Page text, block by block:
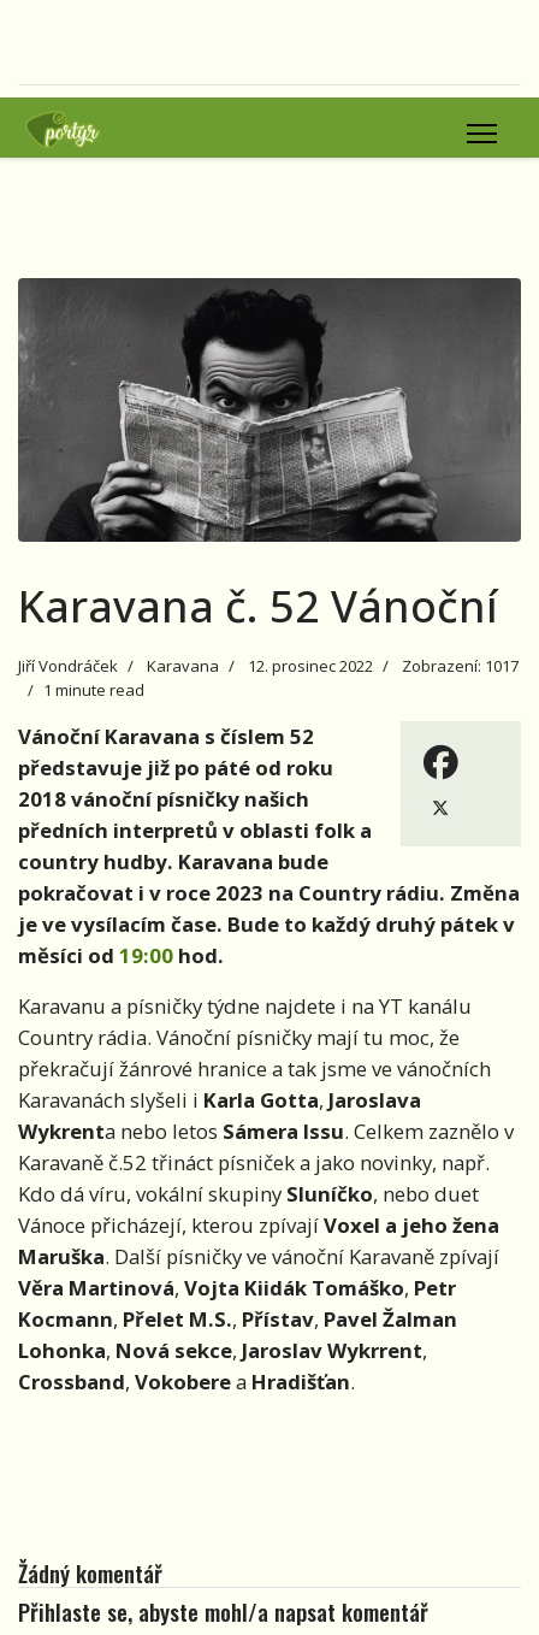
Karavana č. 52 Vánoční
Jiří Vondráček Karavana 12. prosinec 2022
Zobrazení: 1017
1 minute read
Vánoční Karavana s číslem 52
představuje již po páté od roku
2018 vánoční písničky našich
předních interpretů v oblasti folk a
country hudby. Karavana bude
pokračovat i v roce 2023 na Country rádiu. Změna
je ve vysílacím čase. Bude to každý druhý pátek v
měsíci od 19:00 hod.
Karavanu a písničky týdne najdete i na YT kanálu
Country rádia. Vánoční písničky mají tu moc, že
překračují žánrové hranice a tak jsme ve vánočních
Karavanách slyšeli i Karla Gotta, Jaroslava
Wykrenta nebo letos Sámera Issu. Celkem zaznělo v
Karavaně č.52 třináct písniček a jako novinky, např.
Kdo dá víru, vokální skupiny Sluníčko, nebo duet
Vánoce přicházejí, kterou zpívajíVoxel a jeho žena
Maruška. Další písničky ve vánoční Karavaně zpívají
Věra Martinová, Vojta Kiidák Tomáško, Petr
Kocmann, Přelet M.S., Přístav, Pavel Žalman
Lohonka, Nová sekce, Jaroslav Wykrrent,
Crossband, Vokoberea Hradišťan.
Žádný komentář
Přihlaste se, abyste mohl/a napsat komentář